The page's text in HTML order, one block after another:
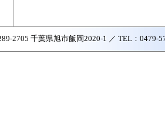
2705 千葉県旭市飯岡2020-1 ／ TEL：0479-